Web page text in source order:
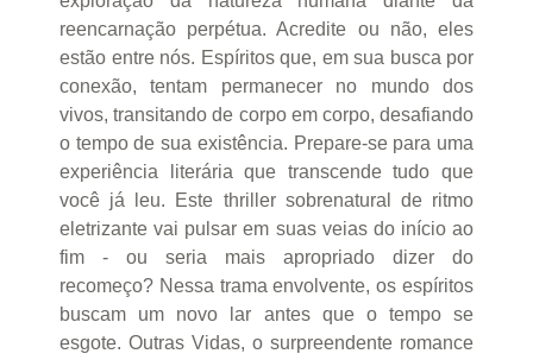
reencarnação perpétua. Acredite ou não, eles
estão entre nós. Espíritos que, em sua busca por
conexão, tentam permanecer no mundo dos
vivos, transitando de corpo em corpo, desafiando
o tempo de sua existência. Prepare-se para uma
experiência literária que transcende tudo que
você já leu. Este thriller sobrenatural de ritmo
eletrizante vai pulsar em suas veias do início ao
fim - ou seria mais apropriado dizer do
recomeço? Nessa trama envolvente, os espíritos
buscam um novo lar antes que o tempo se
esgote. Outras Vidas, o surpreendente romance